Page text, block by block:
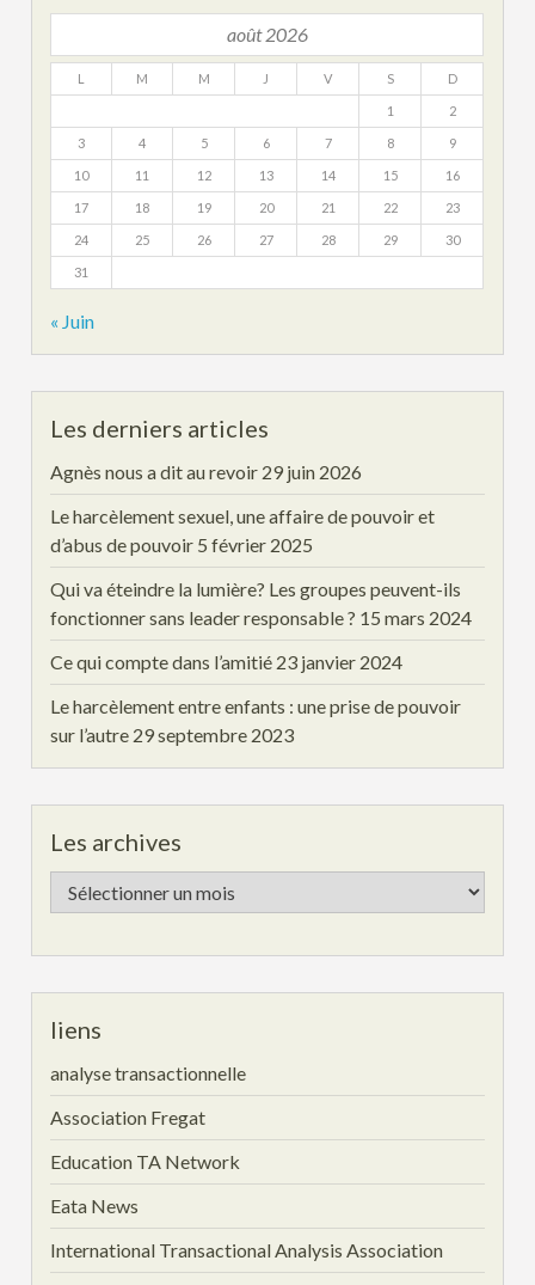
août 2026
L M M J V S D
1 2
3 4 5 6 7 8 9
10 11 12 13 14 15 16
17 18 19 20 21 22 23
24 25 26 27 28 29 30
31
« Juin
Les derniers articles
Agnès nous a dit au revoir 29 juin 2026
Le harcèlement sexuel, une affaire de pouvoir et
d’abus de pouvoir 5 février 2025
Qui va éteindre la lumière? Les groupes peuvent-ils
fonctionner sans leader responsable ? 15 mars 2024
Ce qui compte dans l’amitié 23 janvier 2024
Le harcèlement entre enfants : une prise de pouvoir
sur l’autre 29 septembre 2023
Les archives
Les
archives
liens
analyse transactionnelle
Association Fregat
Education TA Network
Eata News
International Transactional Analysis Association